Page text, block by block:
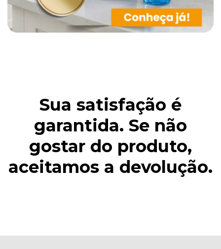
Sua satisfação é
garantida. Se não
gostar do produto,
aceitamos a devolução.